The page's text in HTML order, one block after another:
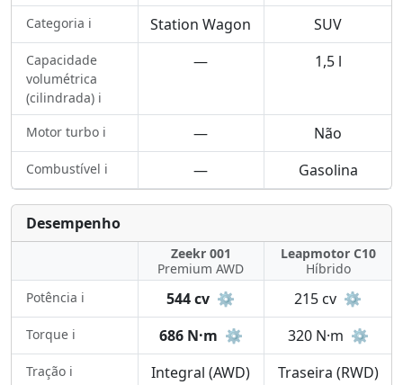
Categoria ℹ️ Station Wagon SUV
Capacidade
volumétrica
(cilindrada) ℹ️
— 1,5 l
Motor turbo ℹ️ — Não
Combustível ℹ️ — Gasolina
Desempenho
Zeekr 001
Premium AWD
Leapmotor C10
Híbrido
Potência ℹ️
544 cv ⚙️ 215 cv ⚙️
Torque ℹ️ 686 N·m ⚙️ 320 N·m ⚙️
Tração ℹ️ Integral (AWD) Traseira (RWD)